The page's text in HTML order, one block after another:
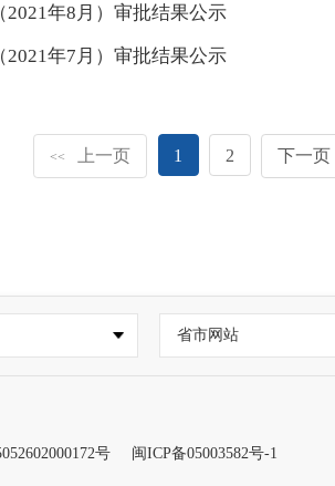
2021年8月）审批结果公示
2021年7月）审批结果公示
<< 上一页 1 2 下一页
省市网站
号 闽ICP备05003582号-1